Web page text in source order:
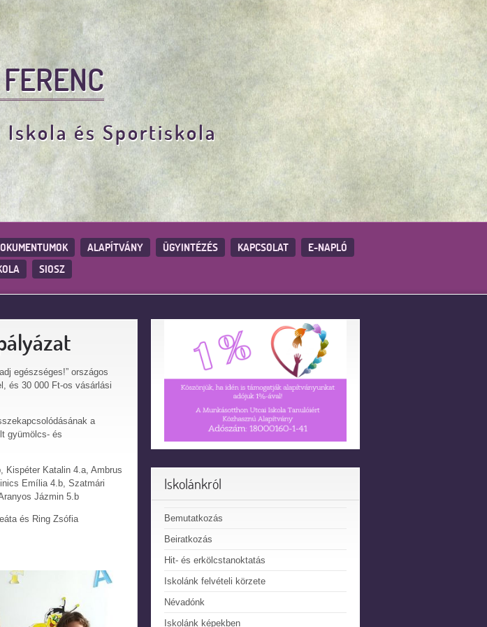
és Sportiskola
ALAPÍTVÁNY ÜGYINTÉZÉS KAPCSOLAT
E-NAPLÓ
SIOSZ
egészséges!” országos
és 30 000 Ft-os vásárlási
a
gyümölcs- és
Kispéter Katalin 4.a, Ambrus
Emília 4.b, Szatmári
Jázmin 5.b
és Ring Zsófia
Iskolánkról
Bemutatkozás
Beiratkozás
Hit- és erkölcstanoktatás
Iskolánk felvételi körzete
Névadónk
Iskolánk képekben